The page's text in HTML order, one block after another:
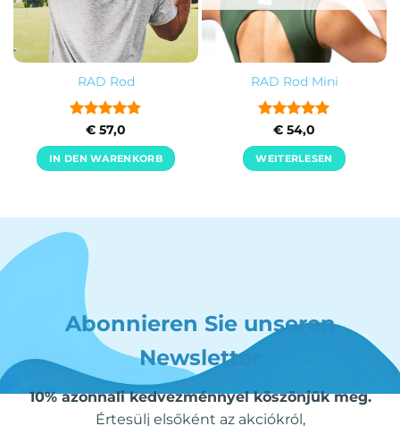
RAD Rod
Bewertet
mit4.9
von 5
€ 57,0
IN DEN WARENKORB
RAD Rod Mini
Bewertet
mit5von
5
€ 54,0
WEITERLESEN
Abonnieren Sie unseren
Newsletter
10% azonnali kedvezménnyel köszönjük meg.
Értesülj elsőként az akciókról,